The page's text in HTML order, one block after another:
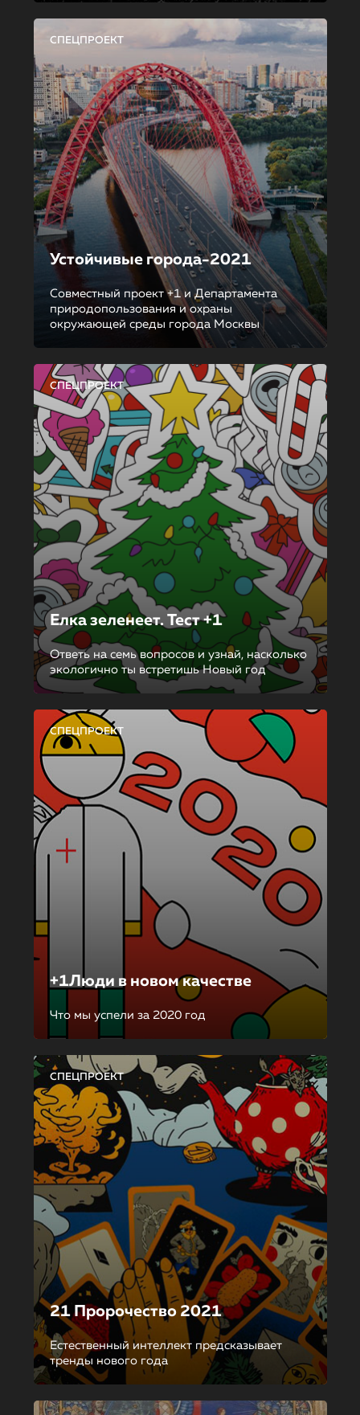
СПЕЦПРОЕКТ
Устойчивые города-2021
Совместный проект +1 и Департамента
природопользования и охраны
окружающей среды города Москвы
СПЕЦПРОЕКТ
Елка зеленеет. Тест +1
Ответь на семь вопросов и узнай, насколько
экологично ты встретишь Новый год
СПЕЦПРОЕКТ
+1Люди в новом качестве
Что мы успели за 2020 год
СПЕЦПРОЕКТ
21 Пророчество 2021
Естественный интеллект предсказывает
тренды нового года